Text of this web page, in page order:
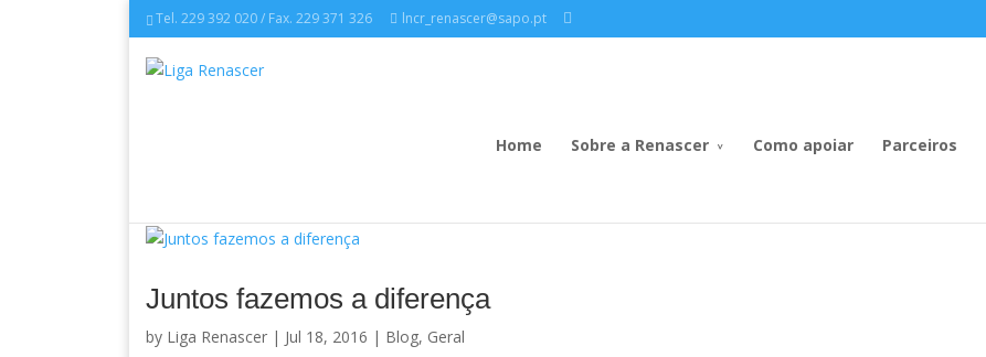
Tel. 229 392 020 / Fax. 229 371 326 lncr_renascer@sapo.pt
Home Sobre a Renascer Como apoiar Parceiros
Juntos fazemos a diferença
by Liga Renascer | Jul 18, 2016 | Blog, Geral